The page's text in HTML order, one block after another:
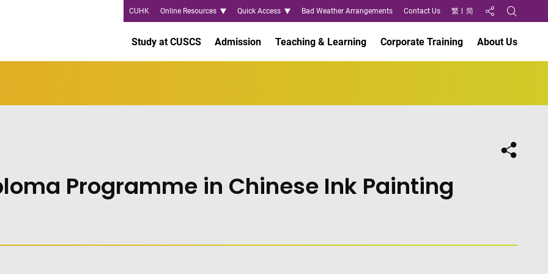
CUHK Online Resources Quick Access Bad Weather Arrangements Contact Us 繁 简
Share toOpen
Study at CUSCS Admission Teaching & Learning Corporate Training About Us
Programme in Chinese Ink Painting